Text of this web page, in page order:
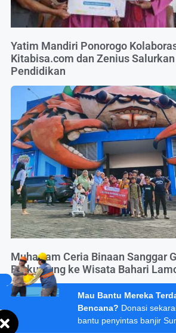
Yatim Mandiri Ponorogo
Kitabisa.com dan Zenius
Pendidikan
Muharram Ceria Binaan Sanggar
Berkunjung ke Wisata Bahari
Mau Bantu Mereka
Bencana? Donasi
bantu penyintas banjir